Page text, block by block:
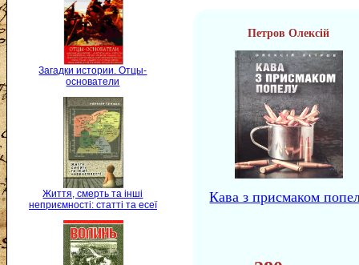
Загадки истории. Отцы-
основатели
Життя, смерть та інші
неприємності: статті та есеї
Петров Олексій
Кава з присмаком